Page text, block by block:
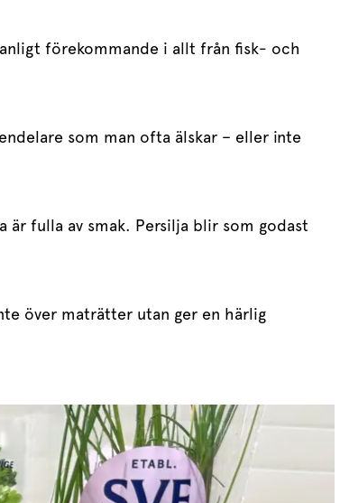
förekommande i allt från fisk- och
som man ofta älskar – eller inte
är fulla av smak. Persilja blir som godast
över maträtter utan ger en härlig